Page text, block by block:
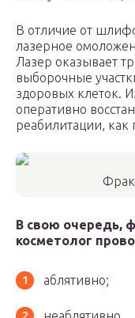
В отличие от
лазерное
Лазер оказывает
выборочные
здоровых клеток.
оперативно
реабилитации,
В свою очередь,
косметолог
аблятивно;